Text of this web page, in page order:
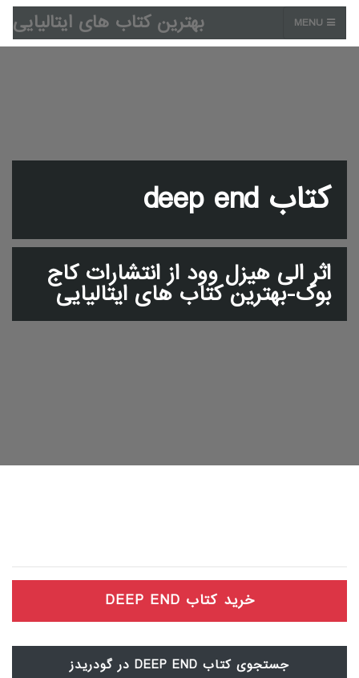
بهترین کتاب های ایتالیایی MENU
کتاب deep end
اثر الی هیزل وود از انتشارات کاج
بوک-بهترین کتاب های ایتالیایی
خرید کتاب DEEP END
جستجوی کتاب DEEP END در گودریدز